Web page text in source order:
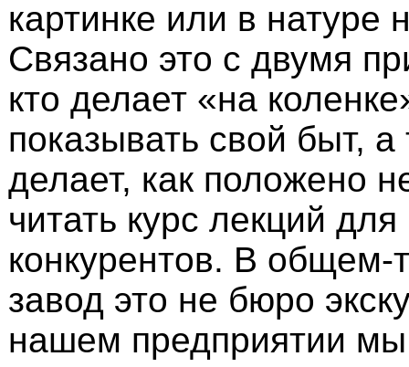
картинке или в натуре
Связано это с двумя
кто делает «на
показывать свой быт, а
делает, как положено
читать курс лекций
конкурентов. В
завод это не бюро
нашем предприятии